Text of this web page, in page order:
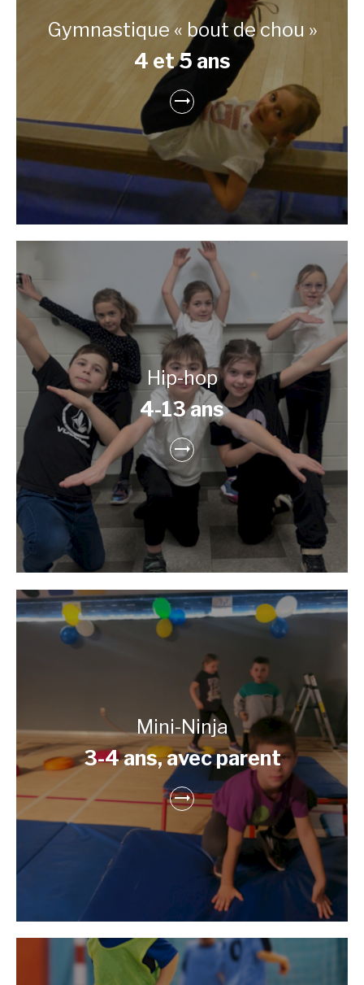
Gymnastique « bout de chou »
4 et 5 ans
Hip-hop
4-13 ans
Mini-Ninja
3-4 ans, avec parent